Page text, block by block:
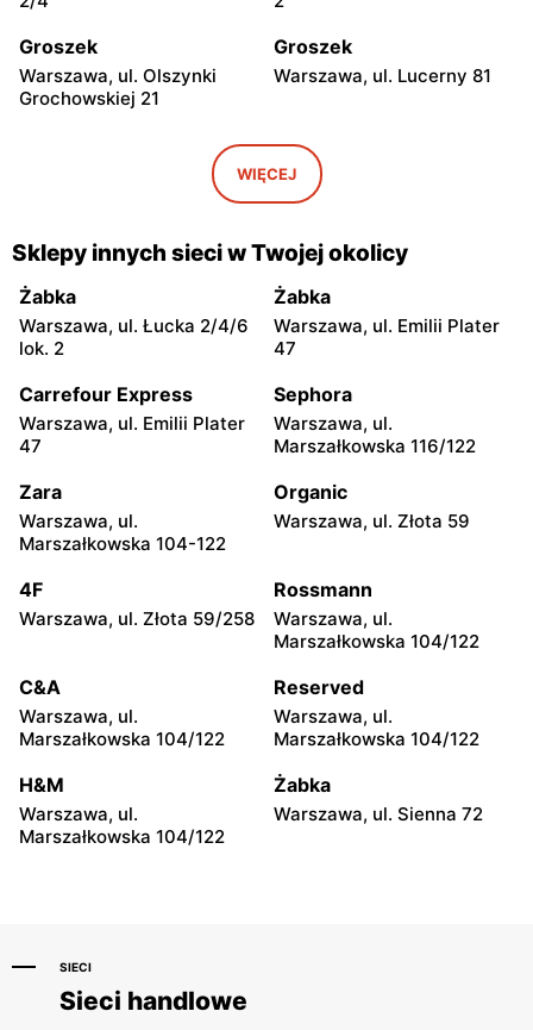
Groszek
Warszawa, ul. Olszynki
Grochowskiej 21
Groszek
Warszawa, ul. Lucerny 81
Warszawa, ul. Myśliborska
Groszek
Warszawa, ul. Grawerska 5
Groszek
Babice Nowe, ul.
Warszawska 278
Groszek
Strzykuły, ul.
Wieruchowska 157
Groszek
Polskich 9
Groszek
Groszek
1/80
Groszek
Groszek
32E
Groszek
280
Groszek
108
Groszek
Polskiego 114
Groszek
Krasickiego 79a/1
Groszek
18
Groszek Groszek
WIĘCEJ
Sklepy innych sieci w Twojej okolicy
Żabka
Warszawa, ul. Łucka 2/4/6
lok. 2
Żabka
Warszawa, ul. Emilii Plater
47
Carrefour Express
Warszawa, ul. Emilii Plater
47
Sephora
Warszawa, ul.
Marszałkowska 116/122
Zara
Warszawa, ul.
Marszałkowska 104-122
Organic
Warszawa, ul. Złota 59
4F
Warszawa, ul. Złota 59/258
Rossmann
Warszawa, ul.
Marszałkowska 104/122
C&A
Warszawa, ul.
Marszałkowska 104/122
Reserved
Warszawa, ul.
Marszałkowska 104/122
H&M
Warszawa, ul.
Marszałkowska 104/122
Żabka
Warszawa, ul. Sienna 72
SIECI
Sieci handlowe